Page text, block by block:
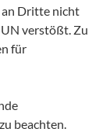
an Dritte nicht
UN verstößt. Zu
für
beachten.